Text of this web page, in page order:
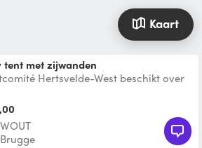
Kaart
tent met zijwanden
Hertsvelde-West beschikt over
in Si
WOUT
Brugge